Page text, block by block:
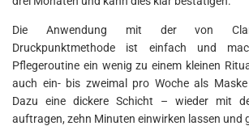
Die Anwendung mit der von
Druckpunktmethode ist einfach und
Pflegeroutine ein wenig zu einem kleinen
auch ein- bis zweimal pro Woche als
Dazu eine dickere Schicht – wieder mit
auftragen, zehn Minuten einwirken lassen und